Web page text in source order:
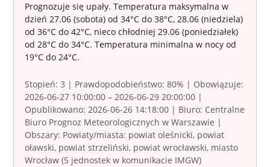
Prognozuje się upały. Temperatura maksymalna w
dzień 27.06 (sobota) od 34°C do 38°C, 28.06 (niedziela)
od 36°C do 42°C, nieco chłodniej 29.06 (poniedziałek)
od 28°C do 34°C. Temperatura minimalna w nocy od
19°C do 24°C.
Stopień: 3 | Prawdopodobieństwo: 80% | Obowiązuje:
2026-06-27 10:00:00 – 2026-06-29 20:00:00 |
Opublikowano: 2026-06-26 14:18:00 | Biuro: Centralne
Biuro Prognoz Meteorologicznych w Warszawie |
Obszary: Powiaty/miasta: powiat oleśnicki, powiat
oławski, powiat strzeliński, powiat wrocławski, miasto
Wrocław (5 jednostek w komunikacie IMGW)